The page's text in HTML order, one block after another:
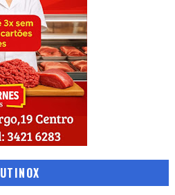
UTINOX